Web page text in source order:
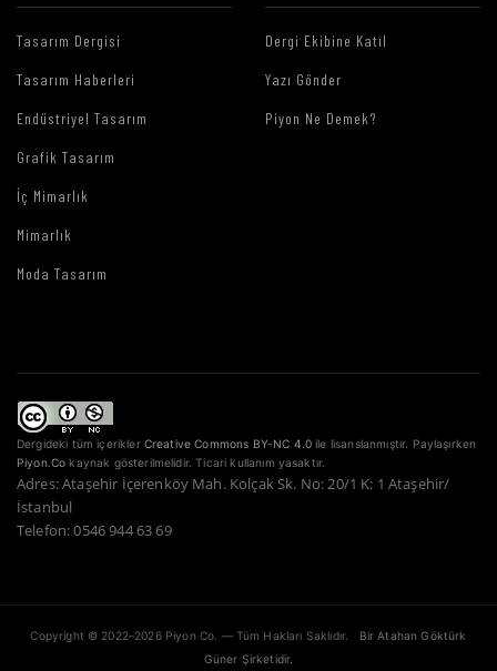
Tasarım Dergisi
Tasarım Haberleri
Endüstriyel Tasarım
Grafik Tasarım
İç Mimarlık
Mimarlık
Moda Tasarım
Dergi Ekibine Katıl
Yazı Gönder
Piyon Ne Demek?
Dergideki tüm içerikler Creative Commons BY-NC 4.0 ile lisanslanmıştır. Paylaşırken
Piyon.Co kaynak gösterilmelidir. Ticari kullanım yasaktır.
Adres: Ataşehir İçerenköy Mah. Kolçak Sk. No: 20/1 K: 1 Ataşehir/
İstanbul
Telefon: 0546 944 63 69
Copyright © 2022–2026 Piyon Co. — Tüm Hakları Saklıdır.
Bir Atahan Göktürk
Güner Şirketidir.